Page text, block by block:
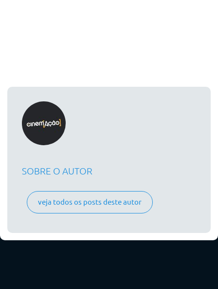
SOBRE O AUTOR
veja todos os posts deste autor